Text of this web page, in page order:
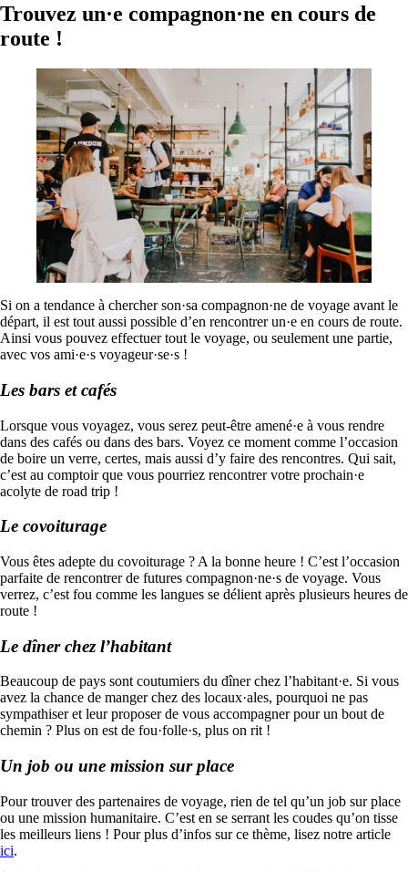
Trouvez un·e compagnon·ne en cours de
route !
Si on a tendance à chercher son·sa compagnon·ne de voyage avant le
départ, il est tout aussi possible d’en rencontrer un·e en cours de route.
Ainsi vous pouvez effectuer tout le voyage, ou seulement une partie,
avec vos ami·e·s voyageur·se·s !
Les bars et cafés
Lorsque vous voyagez, vous serez peut-être amené·e à vous rendre
dans des cafés ou dans des bars. Voyez ce moment comme l’occasion
de boire un verre, certes, mais aussi d’y faire des rencontres. Qui sait,
c’est au comptoir que vous pourriez rencontrer votre prochain·e
acolyte de road trip !
Le covoiturage
Vous êtes adepte du covoiturage ? A la bonne heure ! C’est l’occasion
parfaite de rencontrer de futures compagnon·ne·s de voyage. Vous
verrez, c’est fou comme les langues se délient après plusieurs heures de
route !
Le dîner chez l’habitant
Beaucoup de pays sont coutumiers du dîner chez l’habitant·e. Si vous
avez la chance de manger chez des locaux·ales, pourquoi ne pas
sympathiser et leur proposer de vous accompagner pour un bout de
chemin ? Plus on est de fou·folle·s, plus on rit !
Un job ou une mission sur place
Pour trouver des partenaires de voyage, rien de tel qu’un job sur place
ou une mission humanitaire. C’est en se serrant les coudes qu’on tisse
les meilleurs liens ! Pour plus d’infos sur ce thème, lisez notre article
ici.